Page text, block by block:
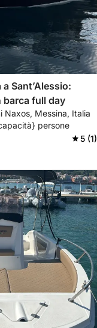
Sant’Alessio:
barca full day
Naxos, Messina, Italia
persone
5 (1)